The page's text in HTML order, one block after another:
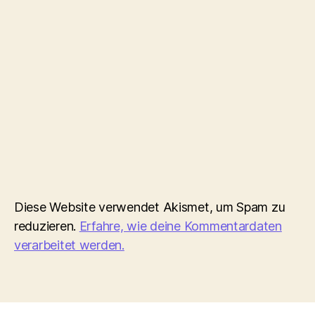
Diese Website verwendet Akismet, um Spam zu
reduzieren. Erfahre, wie deine Kommentardaten
verarbeitet werden.